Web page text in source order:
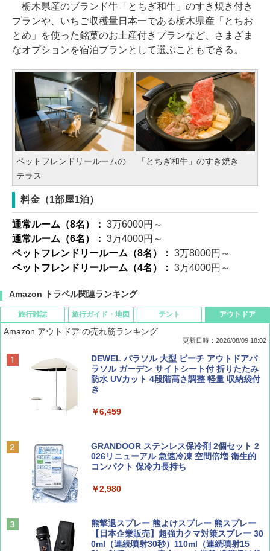
栃木県産のブランド牛「とちぎ和牛」のすき焼き付き
プランや、いちご収穫量日本一である栃木県産「とちお
とめ」を使った銘菓のお土産付きプランなど、さまざま
なオプションを宿泊プランとして選ぶこともできる。
ペットフレンドリールームの
テラス
「とちぎ和牛」のすき焼き
料金（1部屋1泊）
通常ルーム（8名）： 3万6000円～
通常ルーム（6名）： 3万4000円～
ペットフレンドリールーム（8名）： 3万8000円～
ペットフレンドリールーム（4名）： 3万4000円～
Amazon トラベル関連ランキング
旅行雑誌
BE-PAL(ビ-パル) 2026年 9 月号【特別付録:
SOTO ミニマル"旅"財布 ランダム2種】
￥1,500
誌] (ＤＩＳＮＥＹ ＦＡＮ)
￥713
￥1,540
旅行ガイド・地図
地球の歩き方 スター・ウォーズ
￥2,695
力的な町 2026～2027 地球の歩き方D アジア
￥2,079
球の歩き方A ヨーロッパ
￥2,479
テント
[キャンパーズコレクション 山善] ポップアッ
プテント 傘みたいに広げて畳める パッとサ
ッとサンシェード キューブ フルクローズ メ
ッシュ 簡単設置 ワンタッチテント キャンプ
PYKES PEAK (パイクスピーク) 着替えテン
ト プライバシー テント 【中が透けない】 1
ーチ ピクニック ポップアップテント 携帯 簡
￥4,836
アウトドア
Amazon アウトドア の売れ筋ランキング
更新日時：2026/08/09 18:02
DEWEL パラソル 大型 ビーチ アウトドアパ
ラソル ガーデン サイトシート付 折りたたみ
防水 UVカット 4段階高さ調整 軽量 収納袋付
き
￥6,459
GRANDOOR ステンレス保冷剤 2個セット 2
026リニューアル 急速冷凍 空間倍増 衛生的
コンパクト 保冷力長持ち
￥2,980
熊撃退スプレー 熊よけスプレー 熊スプレー
【日本企業販売】超強力クマ対策スプレー 30
0ml（連続噴射30秒）110ml（連続噴射15